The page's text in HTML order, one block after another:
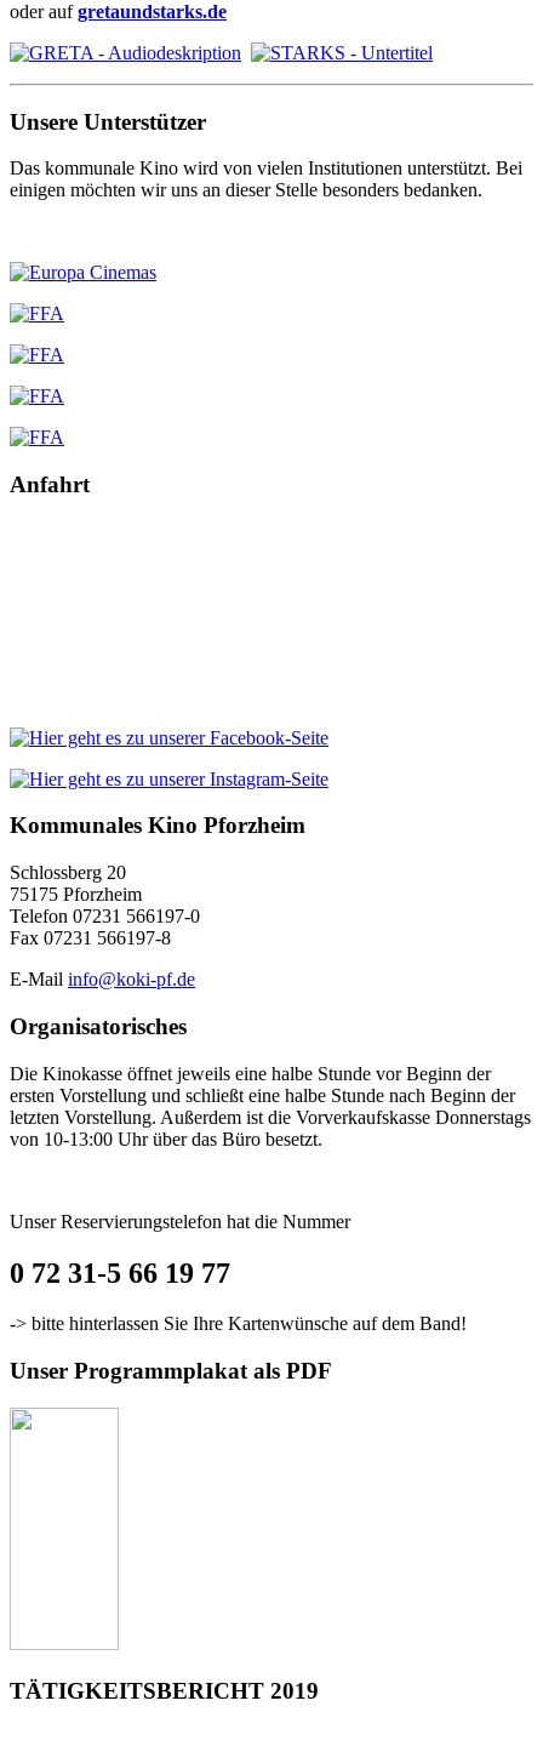
oder aufgretaundstarks.de
Unsere Unterstützer
Das kommunale Kino wird von vielen Institutionen unterstützt. Bei
einigen möchten wir uns an dieser Stelle besonders bedanken.
Anfahrt
Kommunales Kino Pforzheim
Schlossberg 20
75175 Pforzheim
Telefon 07231 566197-0
Fax 07231 566197-8
E-Mail info@koki-pf.de
Organisatorisches
Die Kinokasse öffnet jeweils eine halbe Stunde vor Beginn der
ersten Vorstellung und schließt eine halbe Stunde nach Beginn der
letzten Vorstellung. Außerdem ist die Vorverkaufskasse Donnerstags
von 10-13:00 Uhr über das Büro besetzt.
Unser Reservierungstelefon hat die Nummer
0 72 31-5 66 19 77
-> bitte hinterlassen Sie Ihre Kartenwünsche auf dem Band!
Unser Programmplakat als PDF
TÄTIGKEITSBERICHT 2019